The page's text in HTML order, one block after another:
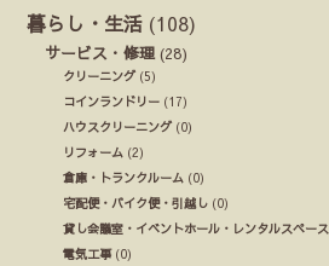
暮らし・生活 (108)
サービス・修理 (28)
クリーニング(5)
コインランドリー (17)
ハウスクリーニング(0)
リフォーム (2)
倉庫・トランクルーム (0)
宅配便・バイク便・引越し (0)
貸し会議室・イベントホール・レンタルスペース
電気工事(0)